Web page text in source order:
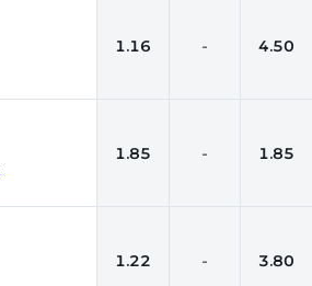
1.16 - 4.50
1.85 - 1.85
1.22 - 3.80